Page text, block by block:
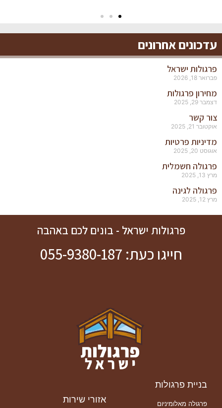
עדכונים אחרונים
פרגולות ישראל
פברואר 18, 2026
מחירון פרגולות
דצמבר 29, 2025
צור קשר
אוקטובר 21, 2025
מדיניות פרטיות
אוגוסט 20, 2025
פרגולה חשמלית
מרץ 13, 2025
פרגולה לגינה
מרץ 12, 2025
פרגולות ישראל - בונים לכם באהבה
חייגו כעת: 055-9380-187
בניית פרגולות
פרגולה מאלומיניום
אזורי שירות